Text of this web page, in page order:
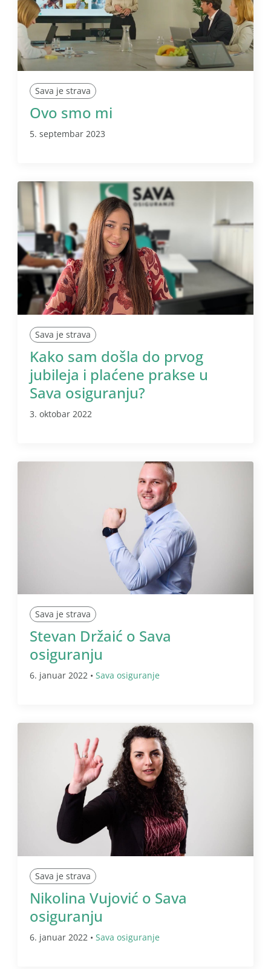
Sava je strava
Ovo smo mi
5. septembar 2023
Sava je strava
Kako sam došla do prvog
jubileja i plaćene prakse u
Sava osiguranju?
3. oktobar 2022
Sava je strava
Stevan Držaić o Sava
osiguranju
6. januar 2022 • Sava osiguranje
Sava je strava
Nikolina Vujović o Sava
osiguranju
6. januar 2022 • Sava osiguranje